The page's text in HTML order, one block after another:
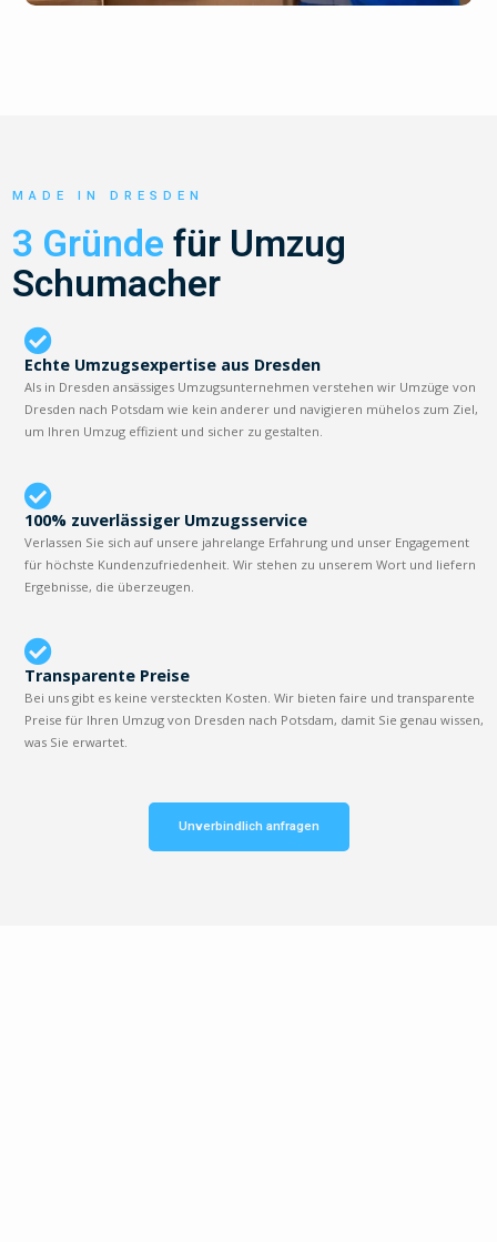
MADE IN DRESDEN
3 Gründe für Umzug
Schumacher
Echte Umzugsexpertise aus Dresden
Als in Dresden ansässiges Umzugsunternehmen verstehen wir Umzüge von
Dresden nach Potsdam wie kein anderer und navigieren mühelos zum Ziel,
um Ihren Umzug effizient und sicher zu gestalten.
100% zuverlässiger Umzugsservice
Verlassen Sie sich auf unsere jahrelange Erfahrung und unser Engagement
für höchste Kundenzufriedenheit. Wir stehen zu unserem Wort und liefern
Ergebnisse, die überzeugen.
Transparente Preise
Bei uns gibt es keine versteckten Kosten. Wir bieten faire und transparente
Preise für Ihren Umzug von Dresden nach Potsdam, damit Sie genau wissen,
was Sie erwartet.
Unverbindlich anfragen